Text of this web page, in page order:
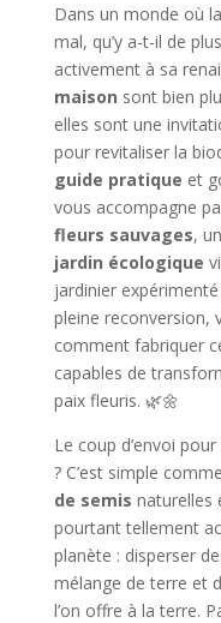
Dans un monde où
mal, qu’y a-t-il de
activement à sa
maison sont bien
elles sont une
pour revitaliser la
guide pratique et
vous accompagne
fleurs sauvages,
jardin écologique
jardinier
pleine reconversion,
comment fabriquer
capables de
paix fleuris. 🌿🌼
Le coup d’envoi
? C’est simple
de semis naturelles
pourtant tellement
planète : disperser
mélange de terre et
l’on offre à la terre.